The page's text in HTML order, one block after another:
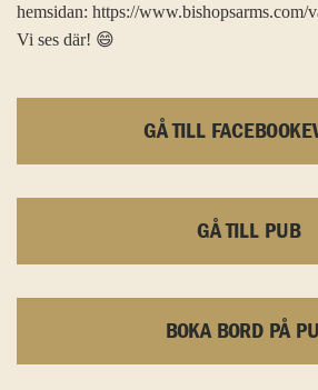
hemsidan: https://www.bishopsarms.com/
Vi ses där! 😄
GÅ TILL
GÅ TILL PUB
BOKA BORD PÅ